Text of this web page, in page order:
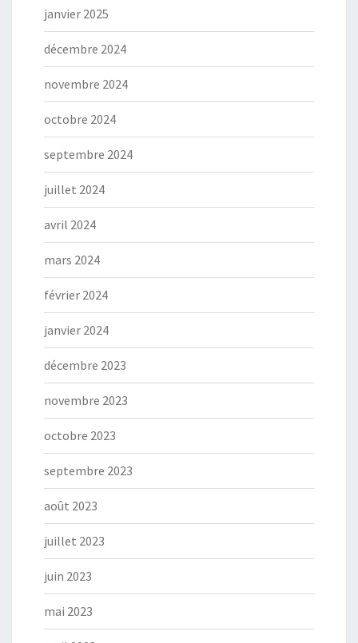
janvier 2025
décembre 2024
novembre 2024
octobre 2024
septembre 2024
juillet 2024
avril 2024
mars 2024
février 2024
janvier 2024
décembre 2023
novembre 2023
octobre 2023
septembre 2023
août 2023
juillet 2023
juin 2023
mai 2023